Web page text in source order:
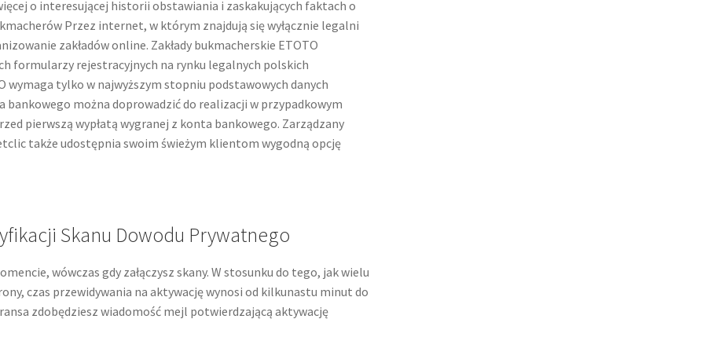
o interesującej historii obstawiania i zaskakujących faktach o
Przez internet, w którym znajdują się wyłącznie legalni
zakładów online. Zakłady bukmacherskie ETOTO
formularzy rejestracyjnych na rynku legalnych polskich
wymaga tylko w najwyższym stopniu podstawowych danych
można doprowadzić do realizacji w przypadkowym
pierwszą wypłatą wygranej z konta bankowego. Zarządzany
także udostępnia swoim świeżym klientom wygodną opcję
Skanu Dowodu Prywatnego
wówczas gdy załączysz skany. W stosunku do tego, jak wielu
czas przewidywania na aktywację wynosi od kilkunastu minut do
zdobędziesz wiadomość mejl potwierdzającą aktywację